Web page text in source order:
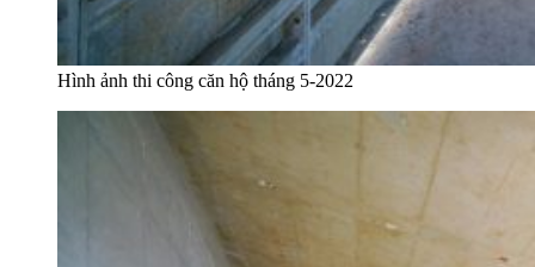
Hình ảnh thi công căn hộ tháng 5-2022